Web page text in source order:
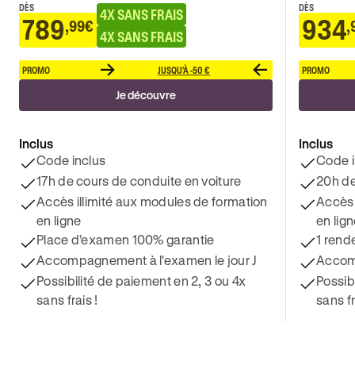
DÈS
789,99€
4X SANS FRAIS
4X SANS FRAIS
PROMO JUSQU'À -50 €
Je découvre
Inclus
Code inclus
17h de cours de conduite en voiture
Accès illimité aux modules de formation
en ligne
Place d’examen 100% garantie
Accompagnement à l'examen le jour J
Possibilité de paiement en 2, 3 ou 4x
sans frais !
DÈS
934
PROMO
Inclus
Code
20h
en
1
sans